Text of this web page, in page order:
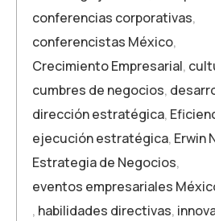
conferencias corporativas,
conferencistas México,
Crecimiento Empresarial,
cumbres de negocios,
dirección estratégica,
ejecución estratégica, Erwin
Estrategia de Negocios,
eventos empresariales
, habilidades directivas,